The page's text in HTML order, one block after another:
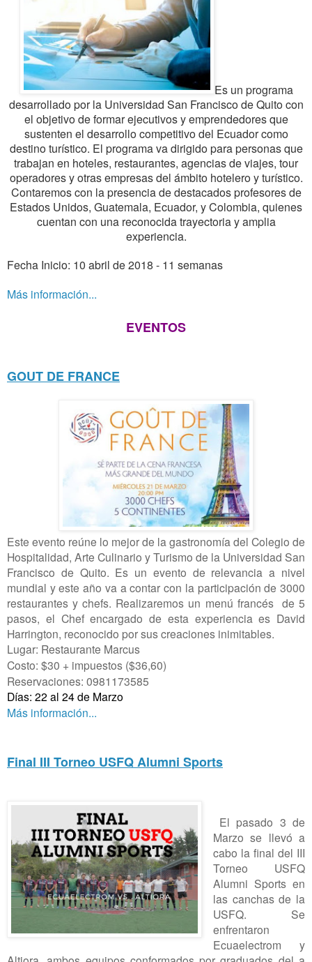
Es un programa
desarrollado por la Universidad San Francisco de Quito con
el objetivo de formar ejecutivos y emprendedores que
sustenten el desarrollo competitivo del Ecuador como
destino turístico. El programa va dirigido para personas que
trabajan en hoteles, restaurantes, agencias de viajes, tour
operadores y otras empresas del ámbito hotelero y turístico.
Contaremos con la presencia de destacados profesores de
Estados Unidos, Guatemala, Ecuador, y Colombia, quienes
cuentan con una reconocida trayectoria y amplia
experiencia.
Fecha Inicio: 10 abril de 2018 - 11 semanas
Más información...
EVENTOS
GOUT DE FRANCE
Este evento reúne lo mejor de la gastronomía del Colegio de
Hospitalidad, Arte Culinario y Turismo de la Universidad San
Francisco de Quito. Es un evento de relevancia a nivel
mundial y este año va a contar con la participación de 3000
restaurantes y chefs. Realizaremos un menú francés de 5
pasos, el Chef encargado de esta experiencia es David
Harrington, reconocido por sus creaciones inimitables.
Lugar: Restaurante Marcus
Costo: $30 + impuestos ($36,60)
Reservaciones: 0981173585
Días: 22 al 24 de Marzo
Más información...
Final III Torneo USFQ Alumni Sports
El pasado 3 de
Marzo se llevó a
cabo la final del III
Torneo USFQ
Alumni Sports en
las canchas de la
USFQ. Se
enfrentaron
Ecuaelectrom y